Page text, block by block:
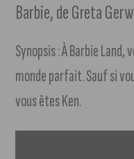
Barbie, de Greta
Synopsis : À Barbie
monde parfait. Sauf si
vous êtes Ken.